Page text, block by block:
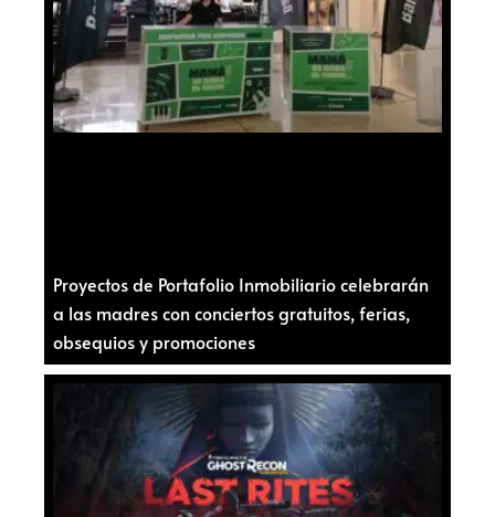
Proyectos de Portafolio Inmobiliario celebrarán
a las madres con conciertos gratuitos, ferias,
obsequios y promociones